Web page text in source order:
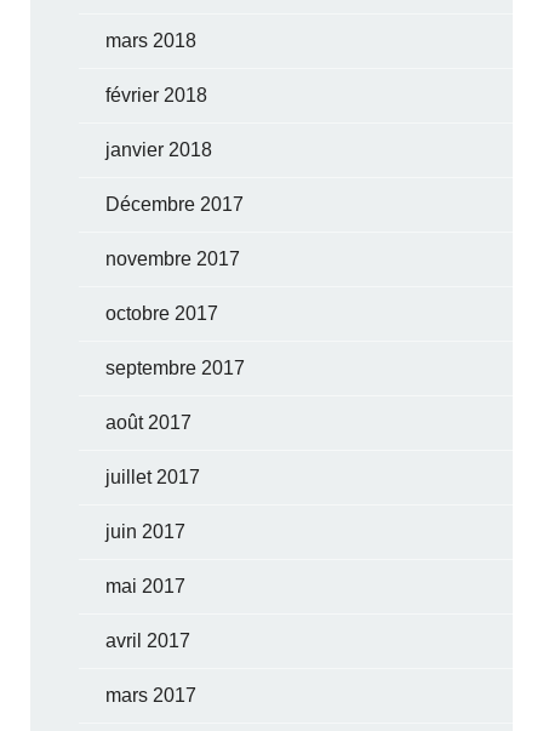
mars 2018
février 2018
janvier 2018
Décembre 2017
novembre 2017
octobre 2017
septembre 2017
août 2017
juillet 2017
juin 2017
mai 2017
avril 2017
mars 2017